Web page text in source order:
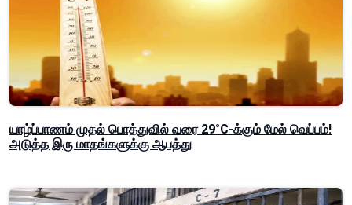
யாழ்ப்பாணம் முதல் பொத்துவில் வரை 29°C-க்கும் மேல் வெப்பம்!
அடுத்த இரு மாதங்களுக்கு ஆபத்து